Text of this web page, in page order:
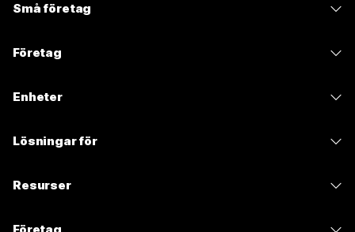
Små företag
Företag
Enheter
Lösningar för
Resurser